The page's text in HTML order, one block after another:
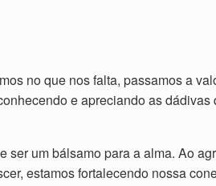
no que nos falta, passamos a
e apreciando as
um bálsamo para a alma. Ao
estamos fortalecendo nossa